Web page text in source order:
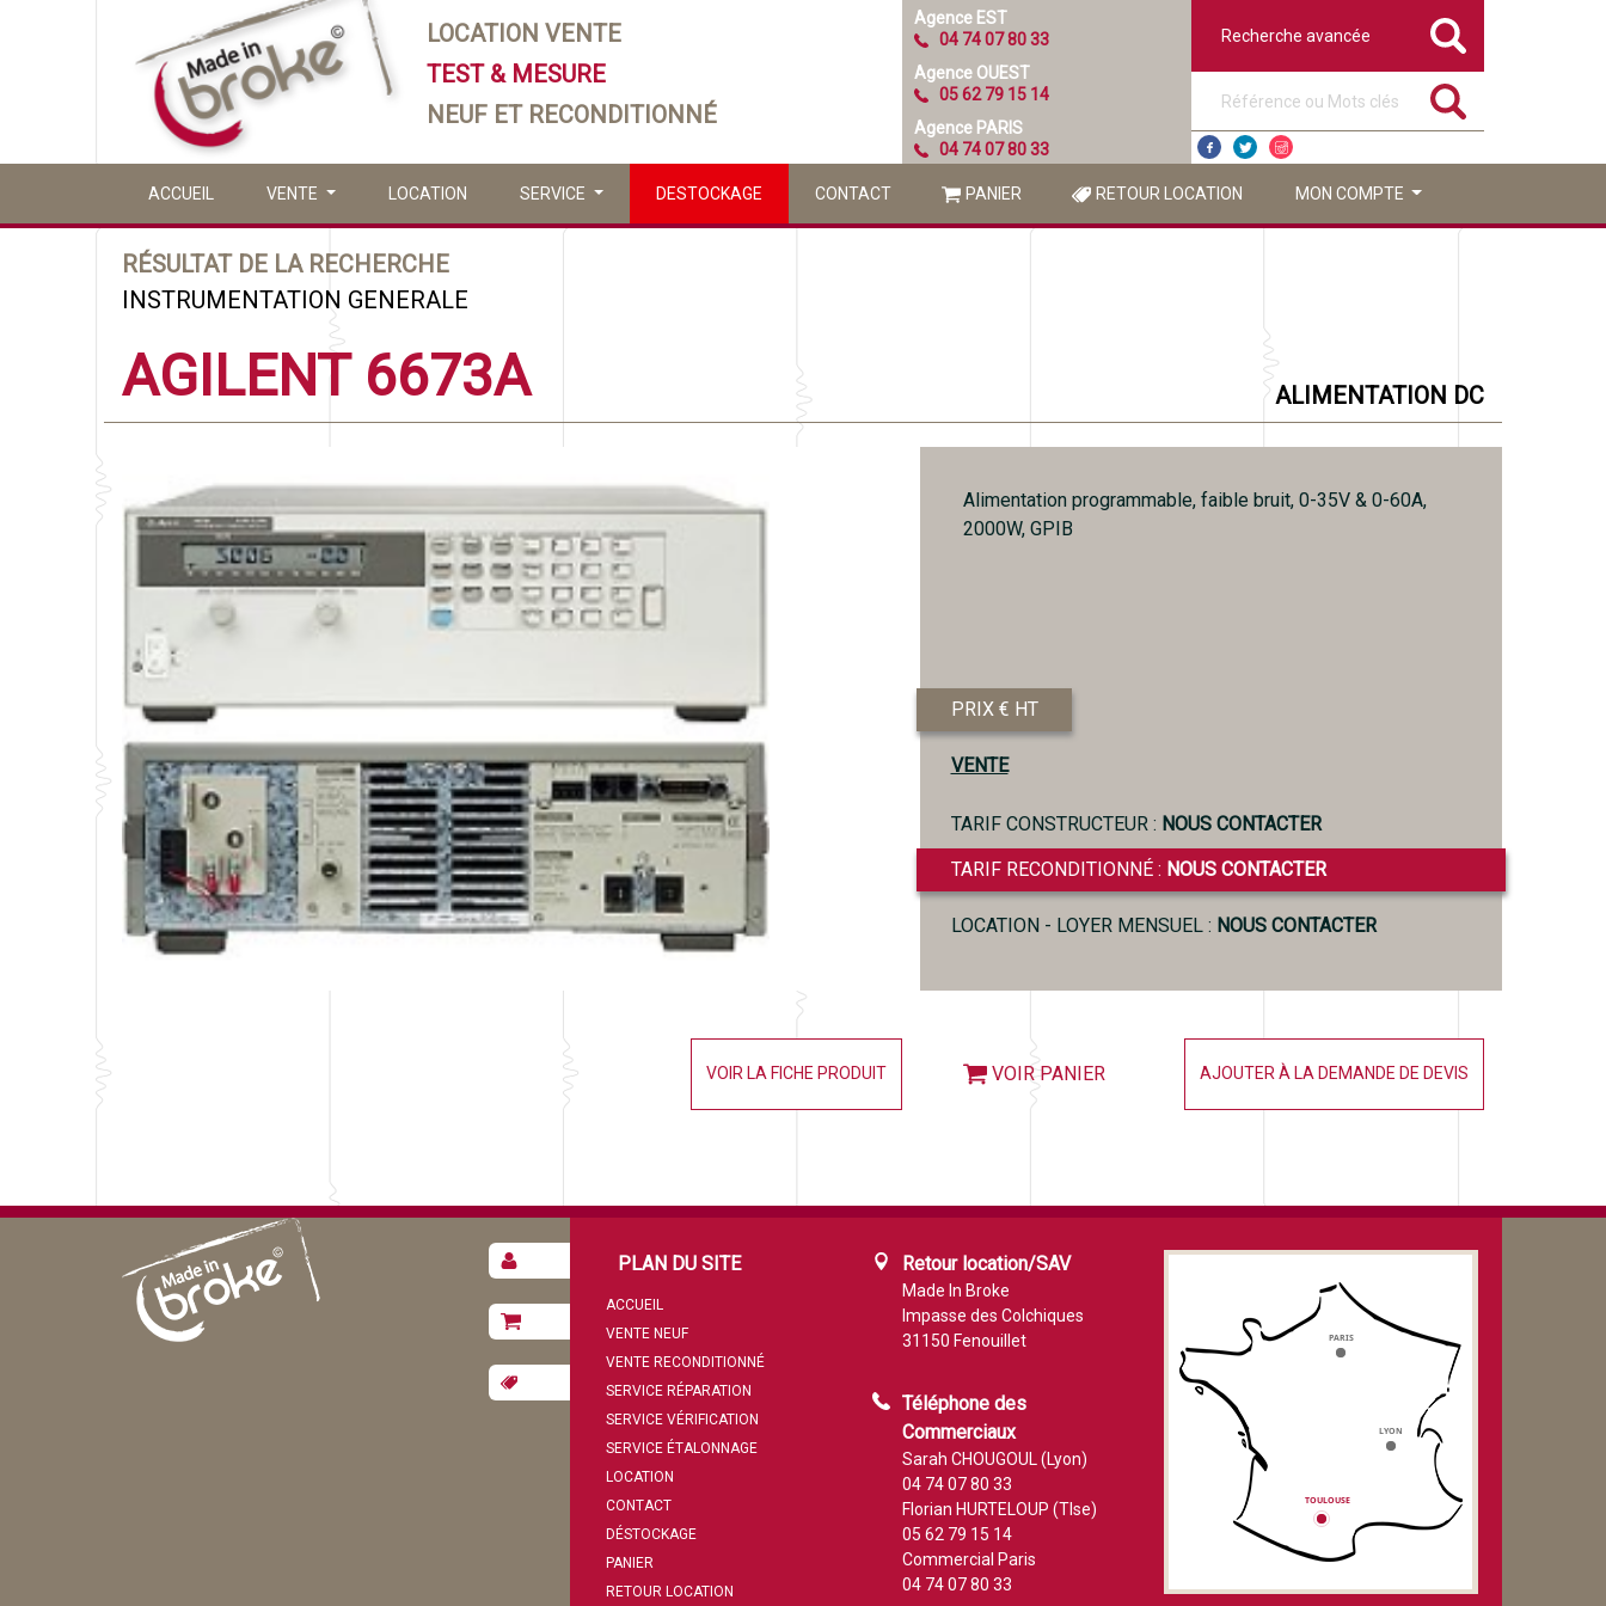
LOCATION VENTE
TEST & MESURE
NEUF ET RECONDITIONNÉ
Agence EST
04 74 07 80 33
Agence OUEST
05 62 79 15 14
Agence PARIS
04 74 07 80 33
Recherche avancée
ACCUEIL VENTE LOCATION SERVICE DESTOCKAGE CONTACT PANIER RETOUR LOCATION MON COMPTE
RÉSULTAT DE LA RECHERCHE
INSTRUMENTATION GENERALE
AGILENT 6673A ALIMENTATION DC
Alimentation programmable, faible bruit, 0-35V & 0-60A,
2000W, GPIB
PRIX € HT
VENTE
TARIF CONSTRUCTEUR : NOUS CONTACTER
TARIF RECONDITIONNÉ : NOUS CONTACTER
LOCATION - LOYER MENSUEL : NOUS CONTACTER
VOIR LA FICHE PRODUIT VOIR PANIER AJOUTER À LA DEMANDE DE DEVIS
PLAN DU SITE
ACCUEIL
VENTE NEUF
VENTE RECONDITIONNÉ
SERVICE RÉPARATION
SERVICE VÉRIFICATION
SERVICE ÉTALONNAGE
LOCATION
CONTACT
DÉSTOCKAGE
PANIER
RETOUR LOCATION
Retour location/SAV
Made In Broke
Impasse des Colchiques
31150 Fenouillet
Téléphone des
Commerciaux
Sarah CHOUGOUL (Lyon)
04 74 07 80 33
Florian HURTELOUP (Tlse)
05 62 79 15 14
Commercial Paris
04 74 07 80 33